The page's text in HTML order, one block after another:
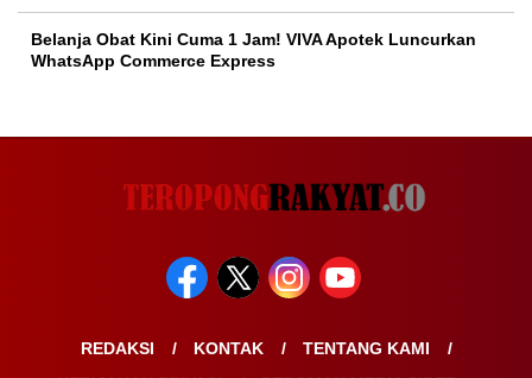
Belanja Obat Kini Cuma 1 Jam! VIVA Apotek Luncurkan
WhatsApp Commerce Express
REDAKSI KONTAK
TENTANG KAMI